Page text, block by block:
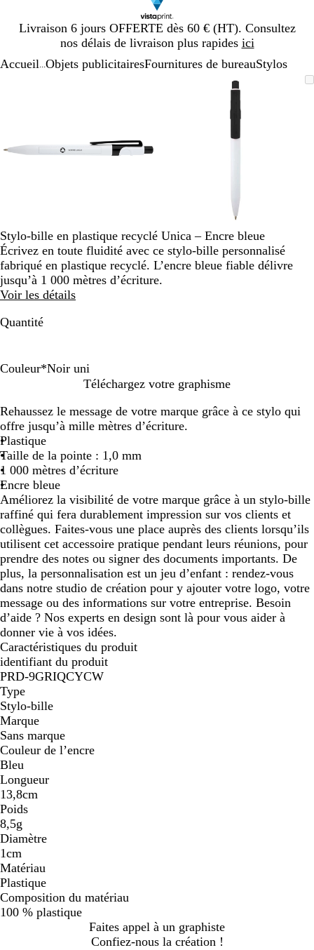
Livraison 6 jours OFFERTE dès 60 € (HT). Consultez
nos délais de livraison plus rapides ici
Diapositive
1
Accueil Objets publicitairesFournitures de bureauStylos
moins
fléchées
pour
faire
défiler
Image
zoomable
Zoom
au
minimum
Cliquez
pour
développer
Utilisez
les
touches
plus
et
les
fléchées
pour
faire
Stylo-bille en plastique recyclé Unica – Encre bleue
Écrivez en toute fluidité avec ce stylo-bille personnalisé
fabriqué en plastique recyclé. L’encre bleue fiable délivre
jusqu’à 1 000 mètres d’écriture.
Voir les détails
Quantité
Couleur*Noir uni
a
n
c
i
r
u
n
i
u
g
e
e
u
m
a
r
i
n
e
a
n
g
e
u
n
e
e
u
r
o
i
r
t
c
i
t
r
o
n
g
e
n
t
a
Téléchargez votre graphisme
Rehaussez le message de votre marque grâce à ce stylo qui
offre jusqu’à mille mètres d’écriture.
Plastique
Taille de la pointe : 1,0 mm
1 000 mètres d’écriture
Encre bleue
Améliorez la visibilité de votre marque grâce à un stylo-bille
raffiné qui fera durablement impression sur vos clients et
collègues. Faites-vous une place auprès des clients lorsqu’ils
utilisent cet accessoire pratique pendant leurs réunions, pour
prendre des notes ou signer des documents importants. De
plus, la personnalisation est un jeu d’enfant : rendez-vous
dans notre studio de création pour y ajouter votre logo, votre
message ou des informations sur votre entreprise. Besoin
d’aide ? Nos experts en design sont là pour vous aider à
donner vie à vos idées.
Caractéristiques du produit
identifiant du produit
PRD-9GRIQCYCW
Type
Stylo-bille
Marque
Sans marque
Couleur de l’encre
Bleu
Longueur
13,8cm
Poids
8,5g
Diamètre
1cm
Matériau
Plastique
Composition du matériau
100 % plastique
Faites appel à un graphiste
Confiez-nous la création !